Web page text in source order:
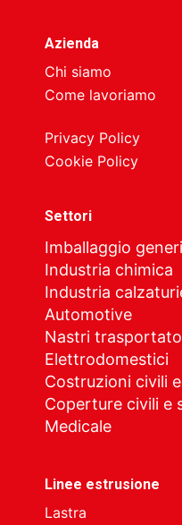
Azienda
Chi siamo
Come lavoriamo
Privacy Policy
Cookie Policy
Settori
Imballaggio
Industria chimica
Industria
Automotive
Nastri
Elettrodomestici
Costruzioni civili
Coperture civili e
Medicale
Linee estrusione
Lastra